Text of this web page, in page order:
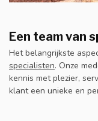
Een team van
Het belangrijkste
specialisten. Onze
kennis met plezier,
klant een unieke en